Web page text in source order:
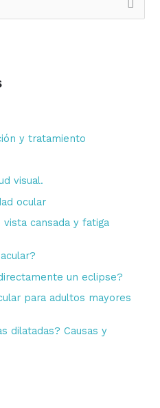
y tratamiento
visual.
ocular
cansada y fatiga
un eclipse?
para adultos mayores
dilatadas? Causas y